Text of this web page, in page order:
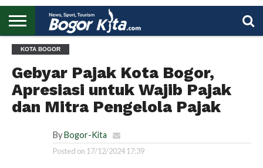
BOGOR
REGIONAL
NASIONAL
PENDIDIKAN
WISATA
OLAHRAGA
LAPORAN
PROFIL
KOTA BOGOR
Gebyar Pajak Kota Bogor,
Apresiasi untuk Wajib Pajak
dan Mitra Pengelola Pajak
By Bogor-Kita
Posted on 17/12/2024 17:39